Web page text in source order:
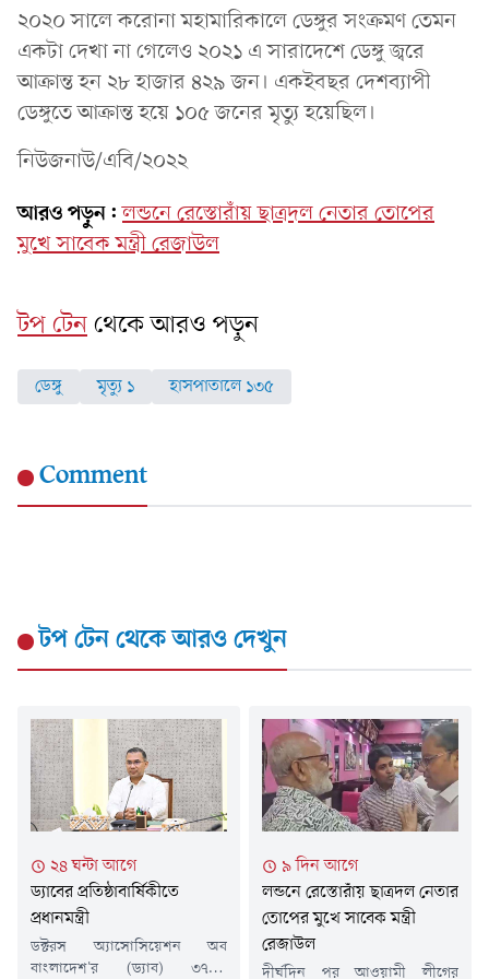
২০২০ সালে করোনা মহামারিকালে ডেঙ্গুর সংক্রমণ তেমন
একটা দেখা না গেলেও ২০২১ এ সারাদেশে ডেঙ্গু জ্বরে
আক্রান্ত হন ২৮ হাজার ৪২৯ জন। একইবছর দেশব্যাপী
ডেঙ্গুতে আক্রান্ত হয়ে ১০৫ জনের মৃত্যু হয়েছিল।
নিউজনাউ/এবি/২০২২
আরও পড়ুন: লন্ডনে রেস্তোরাঁয় ছাত্রদল নেতার তোপের
মুখে সাবেক মন্ত্রী রেজাউল
টপ টেনথেকে আরও পড়ুন
ডেঙ্গু মৃত্যু ১ হাসপাতালে ১৩৫
Comment
টপ টেনথেকে আরও দেখুন
২৪ ঘন্টা আগে
ড্যাবের প্রতিষ্ঠাবার্ষিকীতে
প্রধানমন্ত্রী
ডক্টরস অ্যাসোসিয়েশন অব
বাংলাদেশ'র (ড্যাব) ৩৭তম
৯ দিন আগে
লন্ডনে রেস্তোরাঁয় ছাত্রদল নেতার
তোপের মুখে সাবেক মন্ত্রী
রেজাউল
দীর্ঘদিন পর আওয়ামী লীগের